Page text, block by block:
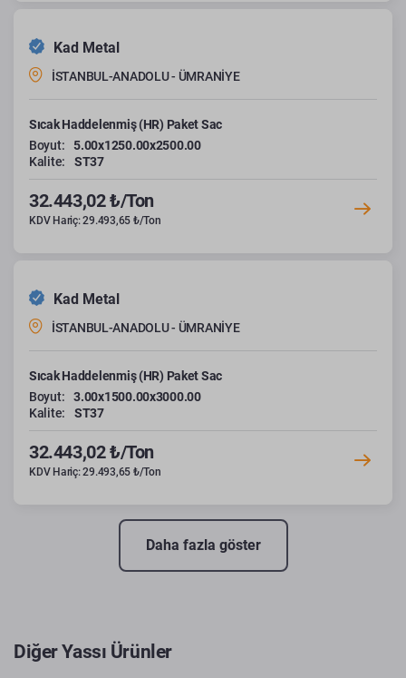
Kad Metal
İSTANBUL-ANADOLU - ÜMRANİYE
Sıcak Haddelenmiş (HR) Paket Sac
Boyut:
5.00x1250.00x2500.00
Kalite:
ST37
32.443,02 ₺/Ton
KDV Hariç: 29.493,65 ₺/Ton
Kad Metal
İSTANBUL-ANADOLU - ÜMRANİYE
Sıcak Haddelenmiş (HR) Paket Sac
Boyut:
3.00x1500.00x3000.00
Kalite:
ST37
32.443,02 ₺/Ton
KDV Hariç: 29.493,65 ₺/Ton
Daha fazla göster
Diğer Yassı Ürünler